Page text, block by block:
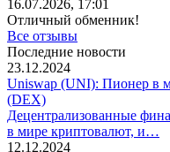
16.07.2026, 17:01
Отличный обменник!
Все отзывы
Последние новости
23.12.2024
Uniswap (UNI): Пионер в
(DEX)
Децентрализованные
в мире криптовалют, и…
12.12.2024